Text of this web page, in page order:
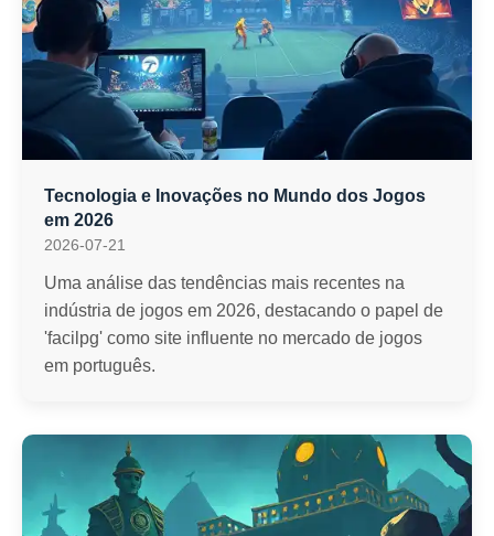
Tecnologia e Inovações no Mundo dos Jogos
em 2026
2026-07-21
Uma análise das tendências mais recentes na
indústria de jogos em 2026, destacando o papel de
'facilpg' como site influente no mercado de jogos
em português.